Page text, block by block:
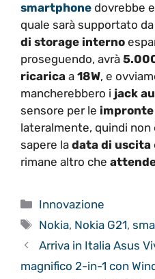
smartphone dovrebbe
quale sarà supportato da
di storage interno
proseguendo, avrà
ricarica a 18W, e
mancherebbero i jack
sensore per le
lateralmente, quindi non
sapere la data di uscita
rimane altro che
Categorie
Innovazione
Tag
Nokia, Nokia G21,
Arriva in Italia Asus
magnifico 2-in-1 con